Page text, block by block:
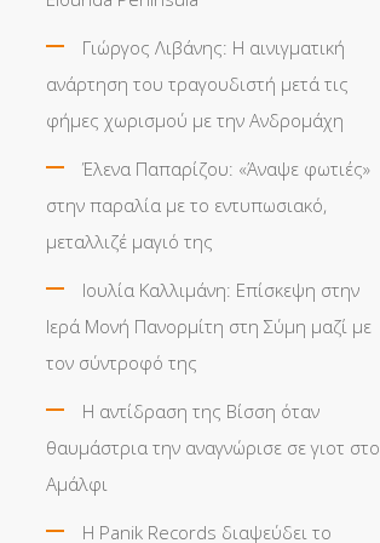
Γιώργος Λιβάνης: Η αινιγματική
ανάρτηση του τραγουδιστή μετά τις
φήμες χωρισμού με την Ανδρομάχη
Έλενα Παπαρίζου: «Άναψε φωτιές»
στην παραλία με το εντυπωσιακό,
μεταλλιζέ μαγιό της
Ιουλία Καλλιμάνη: Επίσκεψη στην
Ιερά Μονή Πανορμίτη στη Σύμη μαζί με
τον σύντροφό της
Η αντίδραση της Βίσση όταν
θαυμάστρια την αναγνώρισε σε γιοτ στο
Αμάλφι
Η Panik Records διαψεύδει το